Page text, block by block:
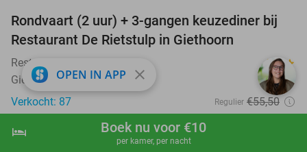
shopping_cart Boek nu
hotel Boek nu voor €10
per kamer, per nacht
41%
Rondvaart (2 uur) + 3-gangen keuzediner bij
Restaurant De Rietstulp in Giethoorn
Restaurant De Rietstulp 9.7star
Giethoorn
Verkocht: 87
Regulier €55,50
OPEN IN APP close